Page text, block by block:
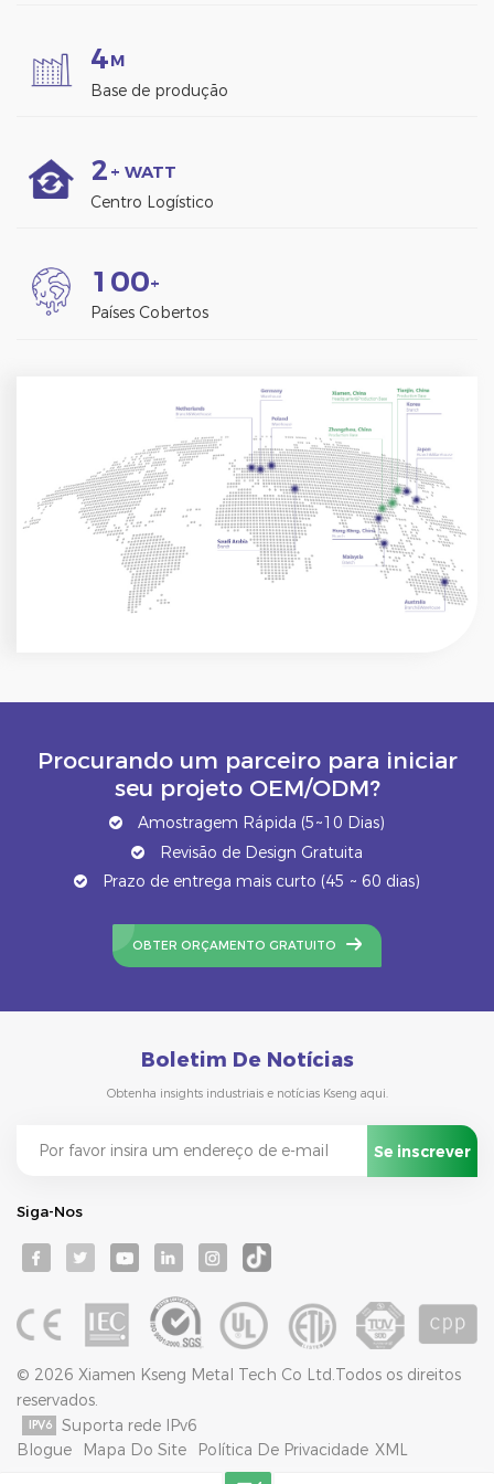
4M
Base de produção
2 + WATT
Centro Logístico
1 00+
Países Cobertos
Procurando um parceiro para iniciar
seu projeto OEM/ODM?
Amostragem Rápida (5~10 Dias)
Revisão de Design Gratuita
Prazo de entrega mais curto (45 ~ 60 dias)
OBTER ORÇAMENTO GRATUITO
Boletim De Notícias
Obtenha insights industriais e notícias Kseng aqui.
Siga-Nos
© 2026 Xiamen Kseng Metal Tech Co Ltd.Todos os direitos
reservados.
Suporta rede IPv6
Blogue
Mapa Do Site Política De Privacidade XML